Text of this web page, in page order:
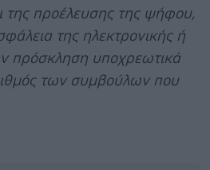
της προέλευσης της ψήφου,
της ηλεκτρονικής ή
πρόσκληση υποχρεωτικά
των συμβούλων που